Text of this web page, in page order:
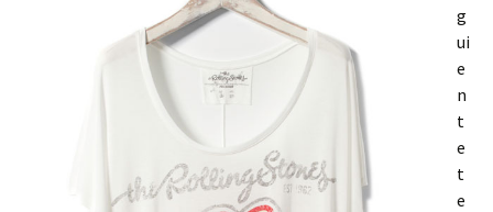
g
ui
e
n
t
e
t
e